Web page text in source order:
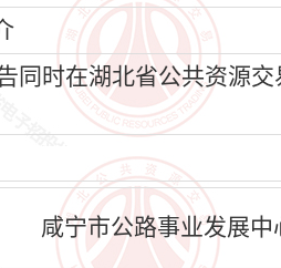
同时在湖北省公共资源交
咸宁市公路事业发展中